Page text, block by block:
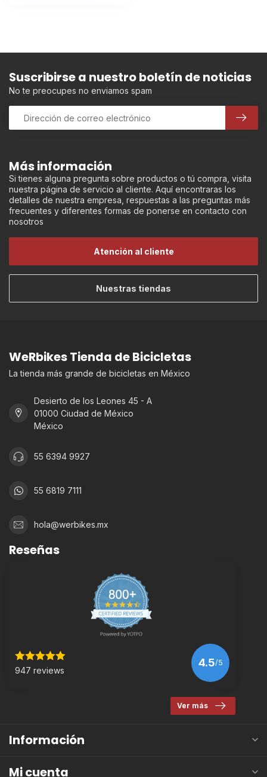
Más información
Si tienes alguna pregunta sobre productos o tú compra, visita
nuestra página de servicio al cliente. Aquí encontraras los
detalles de nuestra empresa, respuestas a las preguntas más
frecuentes y diferentes formas de ponerse en contacto con
nosotros
Atención al cliente
Nuestras tiendas
Suscribirse a nuestro boletín de noticias
No te preocupes no enviamos spam
WeRbikes Tienda de Bicicletas
La tienda más grande de bicicletas en México
Desierto de los Leones 45 - A
01000 Ciudad de México
México
55 6394 9927
55 6819 7111
hola@werbikes.mx
Reseñas
947 reviews
4.5/5
Ver más
Información
Mi cuenta